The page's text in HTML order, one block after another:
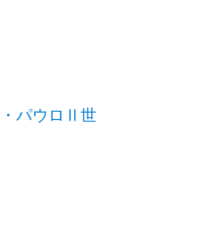
パウロⅡ世